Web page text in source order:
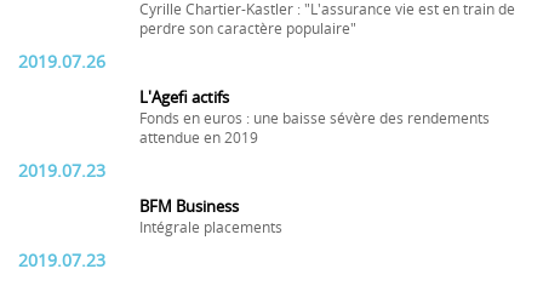
Cyrille Chartier-Kastler : "L'assurance vie est en train de
perdre son caractère populaire"
2019.07.26
L'Agefi actifs
Fonds en euros : une baisse sévère des rendements
attendue en 2019
2019.07.23
BFM Business
Intégrale placements
2019.07.23